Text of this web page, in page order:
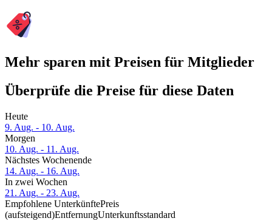
Mehr sparen mit Preisen für Mitglieder
Überprüfe die Preise für diese Daten
Heute
9. Aug. - 10. Aug.
Morgen
10. Aug. - 11. Aug.
Nächstes Wochenende
14. Aug. - 16. Aug.
In zwei Wochen
21. Aug. - 23. Aug.
Empfohlene UnterkünftePreis
(aufsteigend)EntfernungUnterkunftsstandard